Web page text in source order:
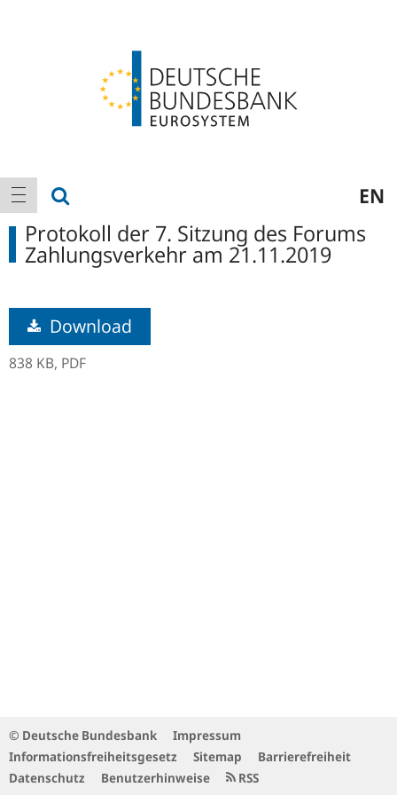
Hauptnavigation
Navigation anzeigen EN
Protokoll der 7. Sitzung des Forums
Zahlungsverkehr am 21.11.2019
Download
838 KB, PDF
© Deutsche Bundesbank
Impressum
Informationsfreiheitsgesetz
Sitemap
Barrierefreiheit
Datenschutz
Benutzerhinweise RSS